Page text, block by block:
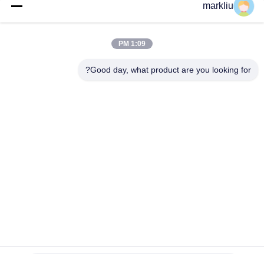
لبطاقات الذاكرة
markliu
1:09 PM
Good day, what product are you looking for?